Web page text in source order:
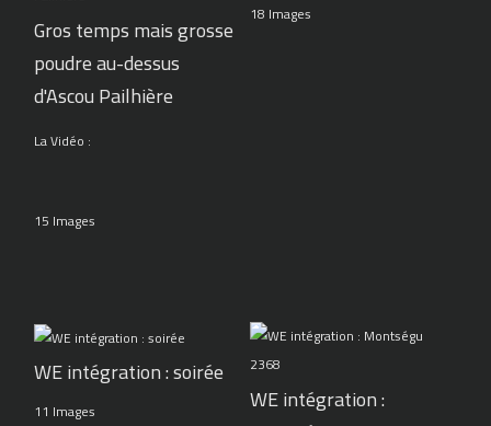
Gros temps mais grosse
poudre au-dessus
d'Ascou Pailhière
La Vidéo :
15 Images
18 Images
WE intégration : soirée
11 Images
WE intégration :